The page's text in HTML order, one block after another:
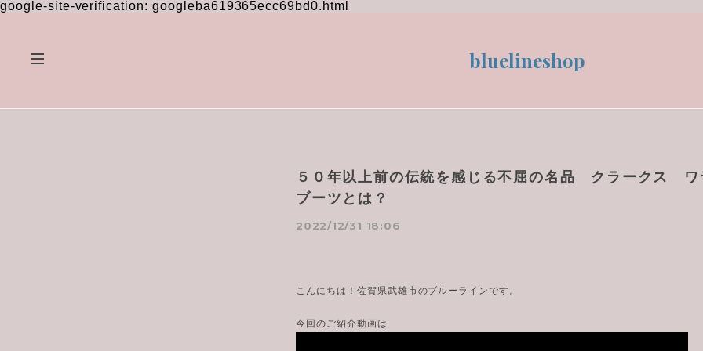
google-site-verification: googleba619365ecc69bd0.html
bluelineshop
５０年以上前の伝統を感じる不屈の名品 クラークス ワ
ブーツとは？
2022/12/31 18:06
こんにちは！佐賀県武雄市のブルーラインです。
今回のご紹介動画は